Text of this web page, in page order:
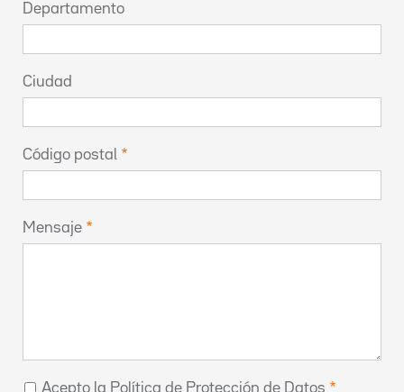
Departamento
Ciudad
Código postal
Mensaje
Acepto la Política de Protección de Datos